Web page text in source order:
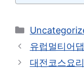
카
테
리
유럽멀티어
대전코스요